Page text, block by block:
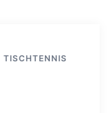
TISCHTENNIS